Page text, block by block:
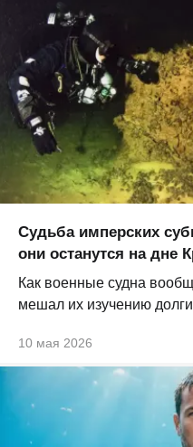
Судьба имперских
они останутся на дне
Как военные судна
мешал их изучению
10 мая 2026